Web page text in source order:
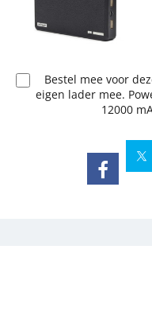
Bestel mee voor
eigen lader mee.
12000